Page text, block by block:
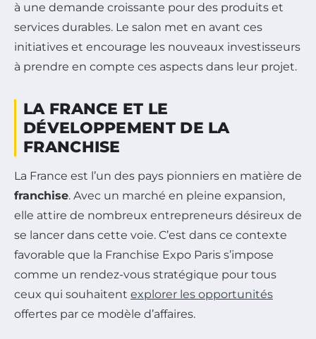
à une demande croissante pour des produits et
services durables. Le salon met en avant ces
initiatives et encourage les nouveaux investisseurs
à prendre en compte ces aspects dans leur projet.
LA FRANCE ET LE
DÉVELOPPEMENT DE LA
FRANCHISE
La France est l’un des pays pionniers en matière de
franchise. Avec un marché en pleine expansion,
elle attire de nombreux entrepreneurs désireux de
se lancer dans cette voie. C’est dans ce contexte
favorable que la Franchise Expo Paris s’impose
comme un rendez-vous stratégique pour tous
ceux qui souhaitent explorer les opportunités
offertes par ce modèle d’affaires.